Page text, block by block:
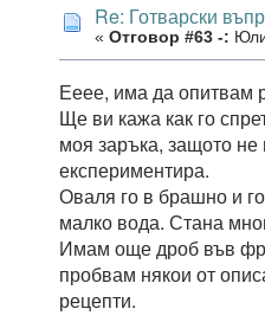
Re: Готварски
« Отговор #63 -:
Ееее, има да опитвам
Ще ви кажа как го
моя заръка, защото не
експериментира.
Оваля го в брашно и
малко вода. Стана
Имам още дроб във
пробвам някои от
рецепти.